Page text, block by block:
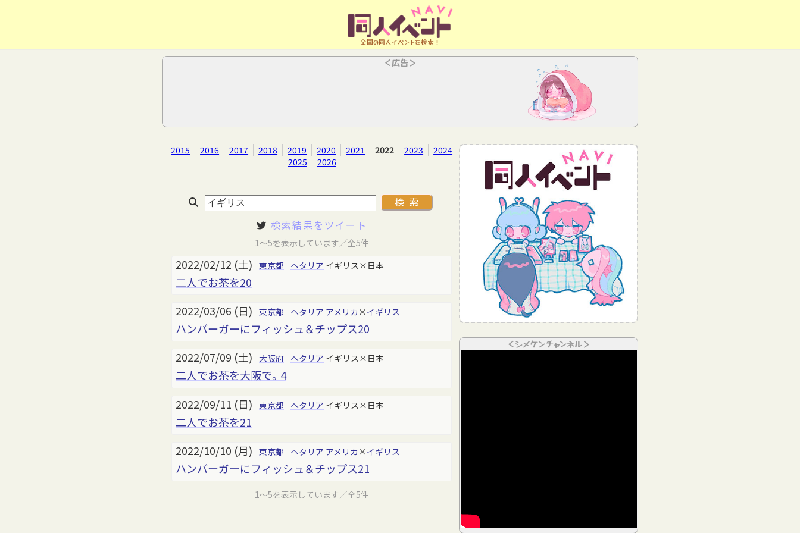
全国の同人イベントを検索！
＜広告＞
2015 2016 2017 2018 2019 2020 2021 2022 2023
2024
2025
2026
検索結果をツイート
1～5を表示しています／全5件
2022/02/12 (土) 東京都 ヘタリア イギリス×日本
二人でお茶を20
2022/03/06 (日) 東京都 ヘタリア アメリカ ×イギリス
ハンバーガーにフィッシュ＆チップス20
2022/07/09 (土) 大阪府 ヘタリア イギリス×日本
二人でお茶を大阪で。4
2022/09/11 (日) 東京都 ヘタリア イギリス×日本
二人でお茶を21
2022/10/10 (月) 東京都 ヘタリア アメリカ ×イギリス
ハンバーガーにフィッシュ＆チップス21
1～5を表示しています／全5件
＜シメケンチャンネル＞